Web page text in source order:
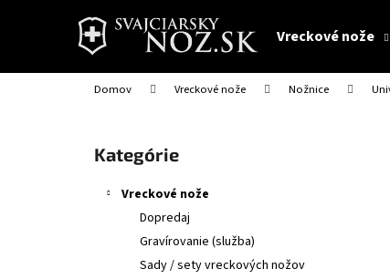
Vreckové nože
Domov Vreckové nože Nožnice
Preskočiť
kategórie
Kategórie
Vreckové nože
Dopredaj
Gravírovanie (služba)
Sady / sety vreckových nožov
í
Späť
do
Späť
do